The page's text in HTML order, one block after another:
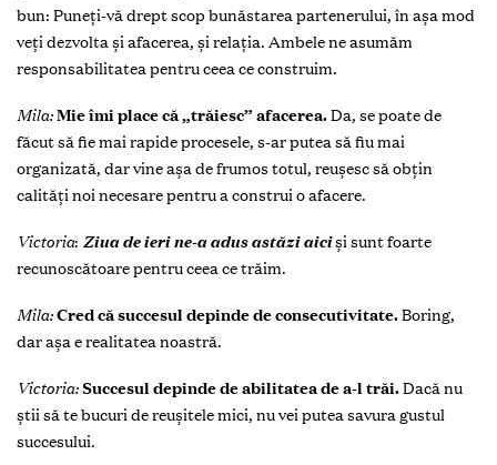
bun: Puneți-vă drept scop bunăstarea partenerului, în așa mod
veți dezvolta și afacerea, și relația. Ambele ne asumăm
responsabilitatea pentru ceea ce construim.
Mila:Mie îmi place că „trăiesc” afacerea.Da, se poate de
făcut să fie mai rapide procesele, s-ar putea să fiu mai
organizată, dar vine așa de frumos totul, reușesc să obțin
calități noi necesare pentru a construi o afacere.
Victoria: Ziua de ieri ne-a adus astăzi aiciși sunt foarte
recunoscătoare pentru ceea ce trăim.
Mila:Cred că succesul depinde de consecutivitate.Boring,
dar așa e realitatea noastră.
Victoria:Succesul depinde de abilitatea de a-l trăi.Dacă nu
știi să te bucuri de reușitele mici, nu vei putea savura gustul
succesului.